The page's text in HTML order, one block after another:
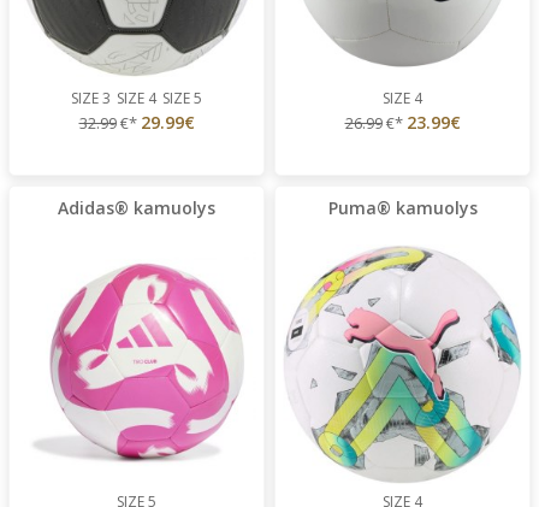
SIZE 3 SIZE 4 SIZE 5
32.99€* 29.99€
SIZE 4
26.99€* 23.99€
Adidas® kamuolys
SIZE 5
Puma® kamuolys
SIZE 4